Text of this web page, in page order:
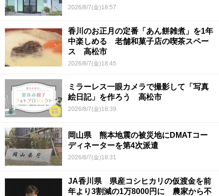
2026/8/7(金)18:57
香川のお正月の定番「あん餅雑煮」を1年
中楽しめる 老舗和菓子店の喫茶スペー
ス 高松市
2026/8/7(金)18:45
ミラーレス一眼カメラで撮影して「写真
絵日記」を作ろう 高松市
2026/8/7(金)18:39
岡山県 熊本地震の被災地にDMATコー
ディネーターを第4次派遣
2026/8/7(金)18:31
JA香川県 県産コシヒカリの仮渡金を前
年より3割減の1万8000円に 農家から不